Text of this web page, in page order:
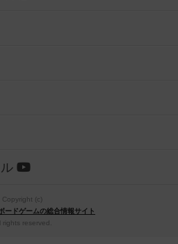
Copyright (c)
ードゲームの総合情報サイト
rights reserved.